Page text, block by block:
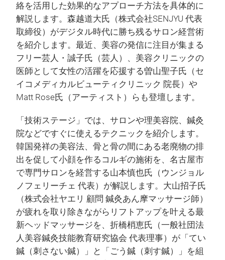
絡を活用した効果的なアプローチ方法を具体的に
解説します。森越道大氏（株式会社SENJYU 代表
取締役）がデジタル時代に勝ち残るサロン経営術
を紹介します。最近、美容の発信に注目が集まる
フリー芸人・誠子氏（芸人）、美容クリニックの
医師として女性の活躍を応援する曽山聖子氏（セ
イコメディカルビューティクリニック 院長）や
Matt Rose氏（アーティスト）らも登壇します。
「技術ステージ」では、サロンや理美容院、鍼灸
院などですぐに使えるテクニックを紹介します。
韓国発祥の美容法、骨と骨の間にある老廃物の排
出を促して小顔を作るコルギの施術を、名古屋市
で専門サロンを経営する山本慎也氏（ウンジョル
ノフェリーチェ 代表）が解説します。大山招子氏
（株式会社ヤエリ 顧問 鍼灸あん摩マッサージ師）
が疲れを取り除きながらリフトアップを叶える最
新ヘッドマッサージを、折橋梢恵氏（一般社団法
人美容鍼灸技能教育研究協会 代表理事）が「てい
鍼（刺さない鍼）」と「ごう鍼（刺す鍼）」を組